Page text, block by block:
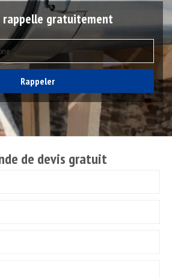
rappelle gratuitement
de devis gratuit